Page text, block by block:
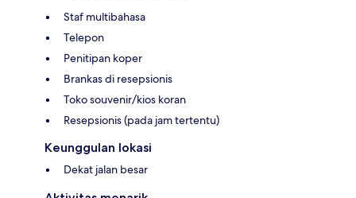
Staf multibahasa
Telepon
Penitipan koper
Brankas di resepsionis
Toko souvenir/kios koran
Resepsionis (pada jam tertentu)
Keunggulan lokasi
Dekat jalan besar